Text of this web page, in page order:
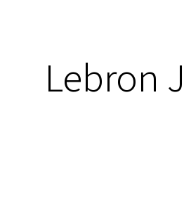
Lebron